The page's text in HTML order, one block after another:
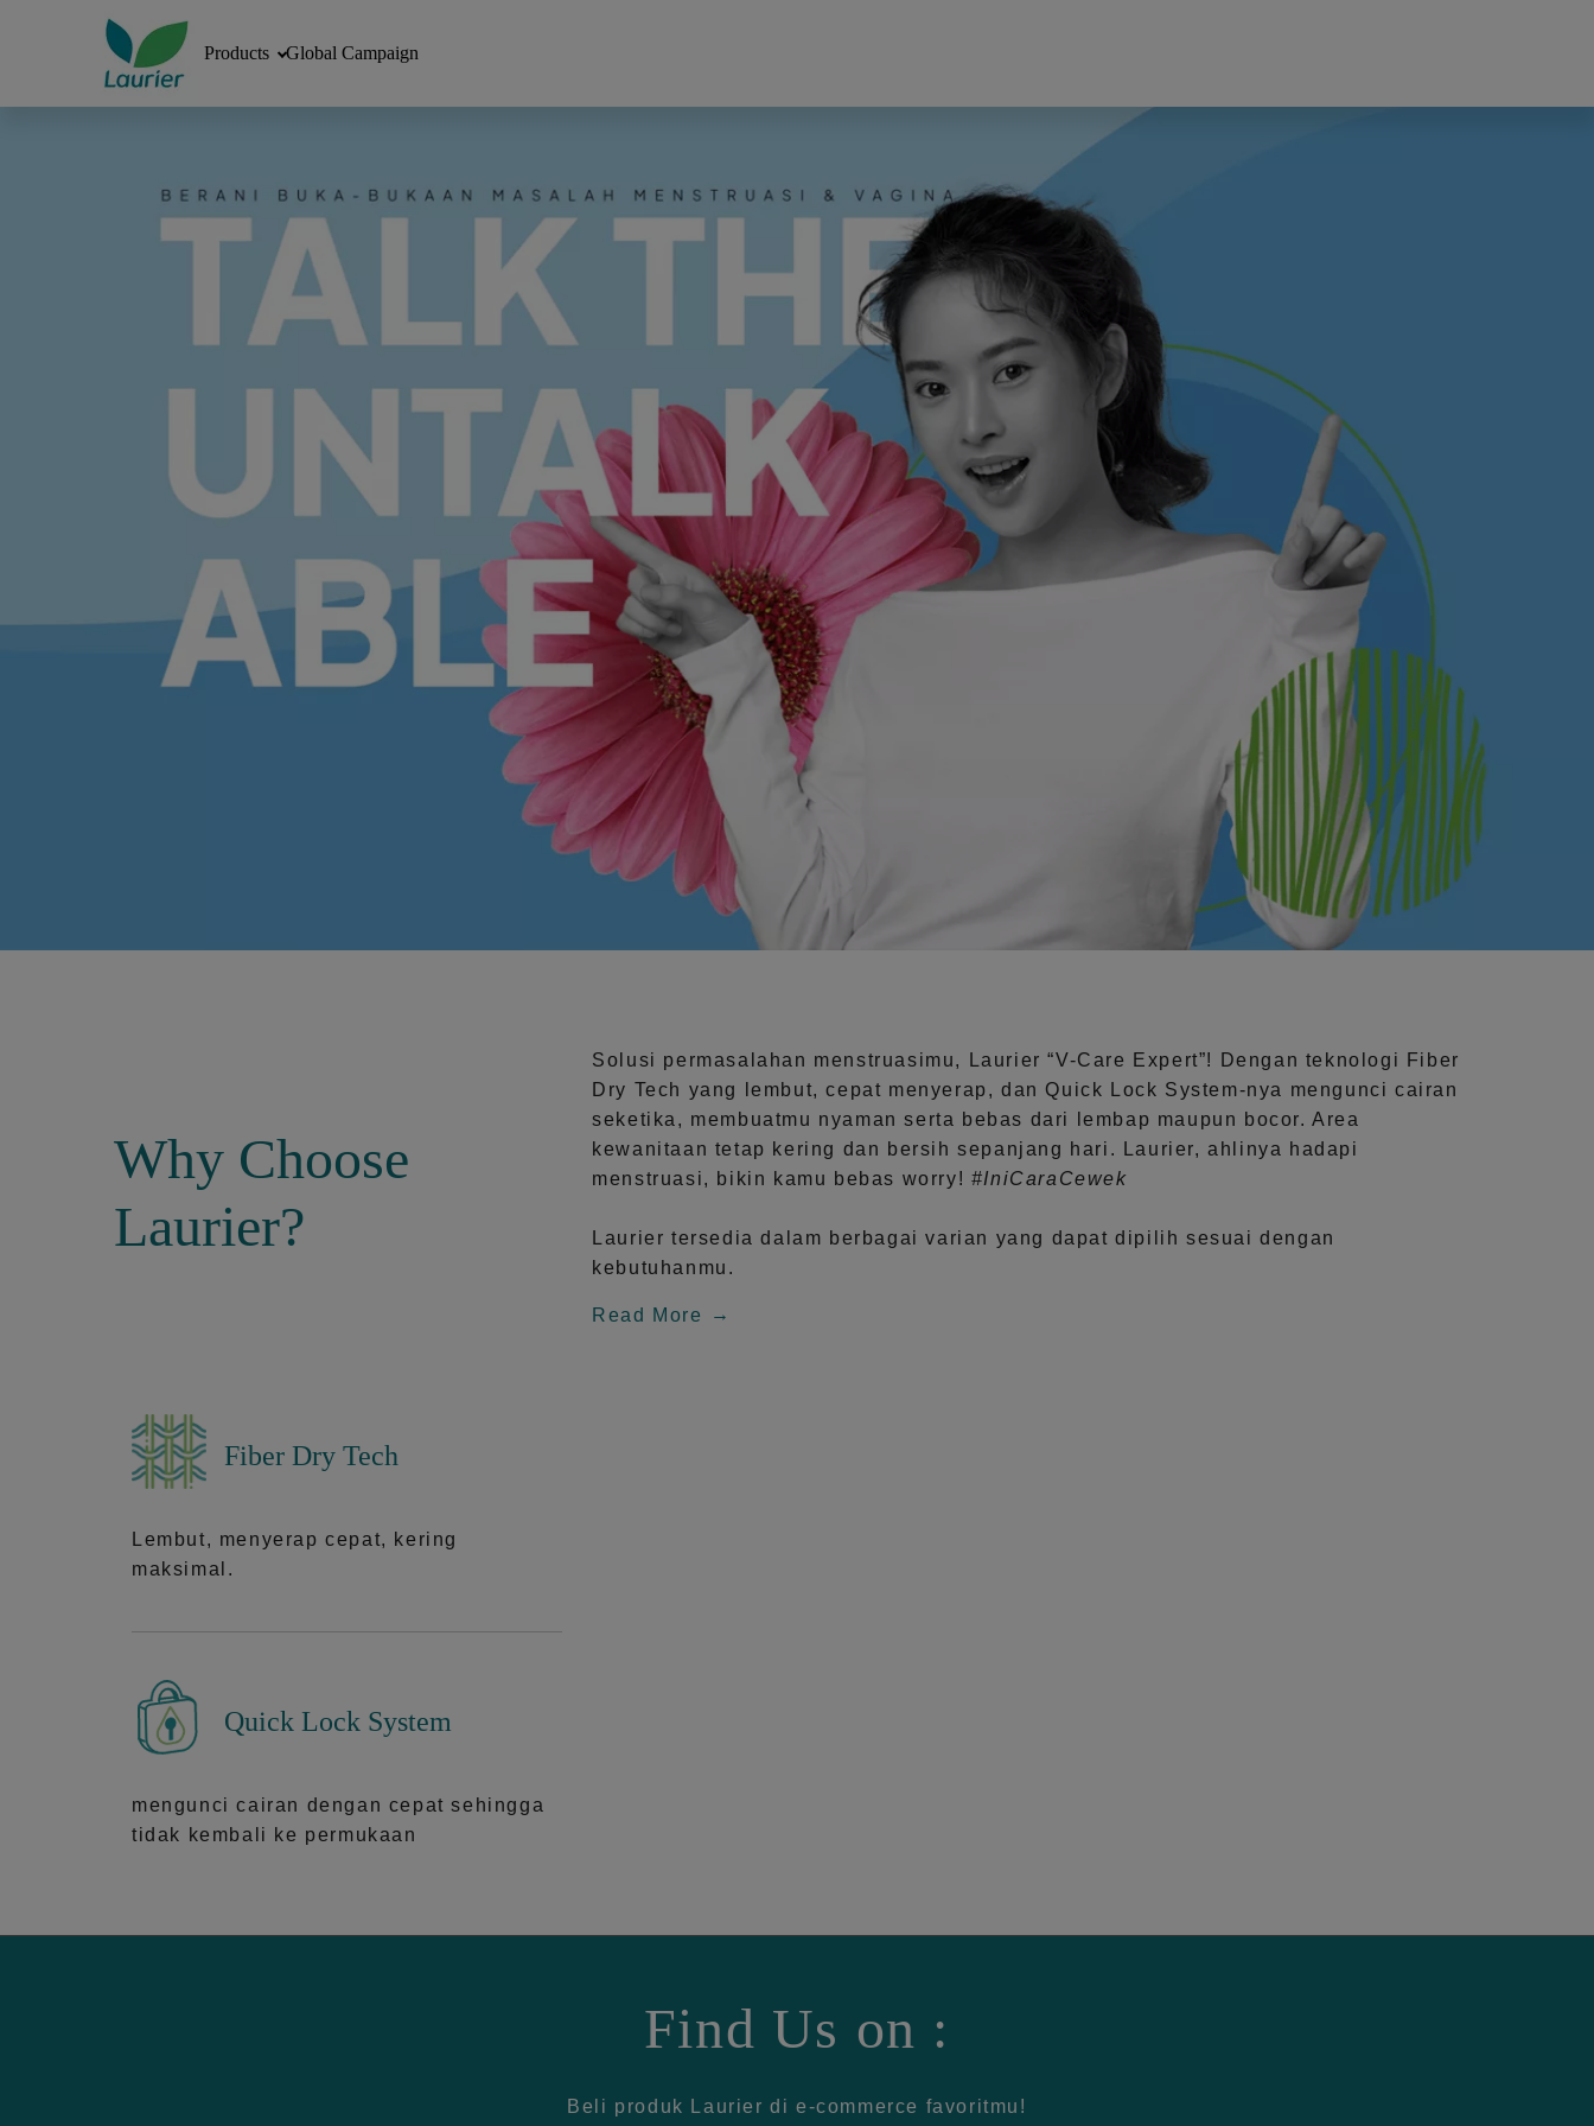
Products Global Campaign
Why Choose
Laurier?
Solusi permasalahan menstruasimu, Laurier“V-Care Expert”! Dengan teknologi
Fiber
Dry Tech yang lembut, cepat menyerap, dan Quick Lock System-nya mengunci cairan
seketika, membuatmu nyaman serta bebas dari lembap maupun bocor. Area
kewanitaan tetap kering dan bersih sepanjang hari.
Laurier, ahlinya hadapi
menstruasi, bikin kamu bebas worry! #IniCaraCewek
Laurier tersedia dalam berbagai varian yang dapat dipilih sesuai dengan
kebutuhanmu.
Read More
Fiber Dry Tech
Lembut, menyerap cepat, kering
maksimal.
Quick Lock System
mengunci cairan dengan cepat sehingga
tidak kembali ke permukaan
Find Us on :
Beli produk Laurier di e-commerce favoritmu!